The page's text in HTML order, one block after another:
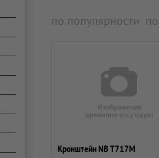
по популярности
Кронштейн NB T717M